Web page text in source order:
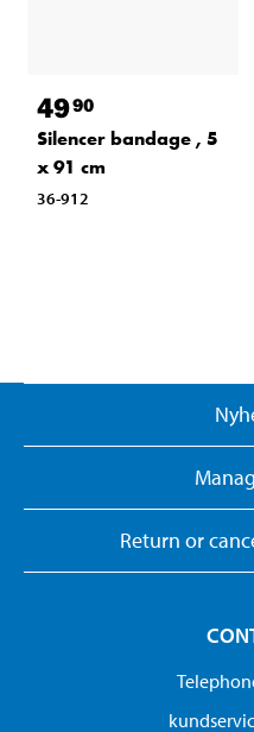
4990
Silencer bandage , 5
x 91 cm
36-912
Return or